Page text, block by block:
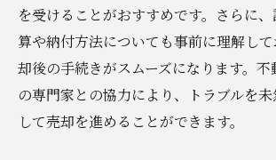
を受けることがおすすめです。さらに
算や納付方法についても事前に理解し
却後の手続きがスムーズになります。
の専門家との協力により、トラブルを
して売却を進めることができます。